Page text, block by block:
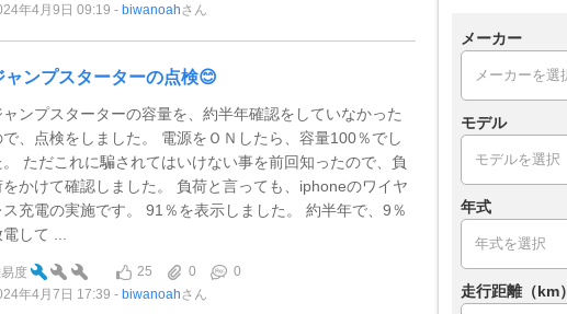
年4月9日 09:19
biwanoahさん
ャンプスターターの点検😊
ャンプスターターの容量を、約半年確認をしていなかった
で、点検をしました。 電源をＯＮしたら、容量100％でし
。 ただこれに騙されてはいけない事を前回知ったので、負
をかけて確認しました。 負荷と言っても、iphoneのワイヤ
ス充電の実施です。 91％を表示しました。 約半年で、9％
して ...
度 25 0
0
年4月7日 17:39
biwanoahさん
メーカー
モデル
年式
走行距離（km）